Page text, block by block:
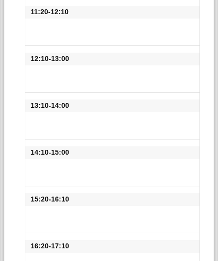
11:20-12:10
12:10-13:00
13:10-14:00
14:10-15:00
15:20-16:10
16:20-17:10